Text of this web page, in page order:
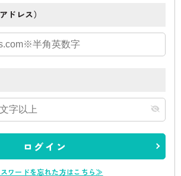
ドレス）
ログイン
ワードを忘れた方はこちら≫